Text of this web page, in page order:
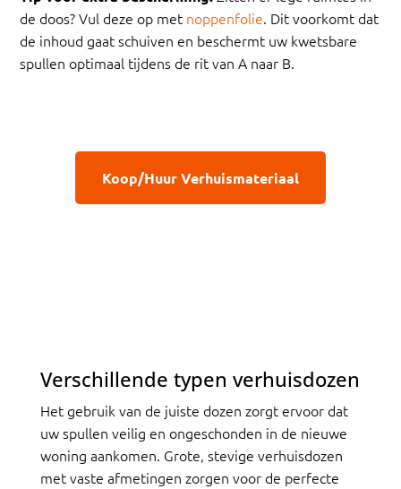
de doos? Vul deze op met noppenfolie. Dit voorkomt dat
de inhoud gaat schuiven en beschermt uw kwetsbare
spullen optimaal tijdens de rit van A naar B.
Koop/Huur Verhuismateriaal
Verschillende typen verhuisdozen
Het gebruik van de juiste dozen zorgt ervoor dat
uw spullen veilig en ongeschonden in de nieuwe
woning aankomen. Grote, stevige verhuisdozen
met vaste afmetingen zorgen voor de perfecte